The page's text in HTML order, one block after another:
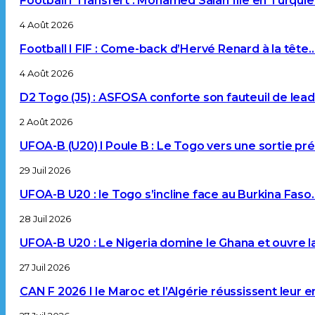
4 Août 2026
Football I FIF : Come-back d’Hervé Renard à la
4 Août 2026
D2 Togo (J5) : ASFOSA conforte son fauteuil de
2 Août 2026
UFOA-B (U20) l Poule B : Le Togo vers une sortie
29 Juil 2026
UFOA-B U20 : le Togo s’incline face au Burkina
28 Juil 2026
UFOA-B U20 : Le Nigeria domine le Ghana et ouvre
27 Juil 2026
CAN F 2026 I le Maroc et l’Algérie réussissent leur